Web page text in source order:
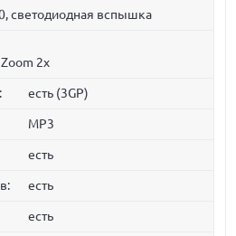
светодиодная вспышка
2x
есть (3GP)
MP3
есть
есть
есть